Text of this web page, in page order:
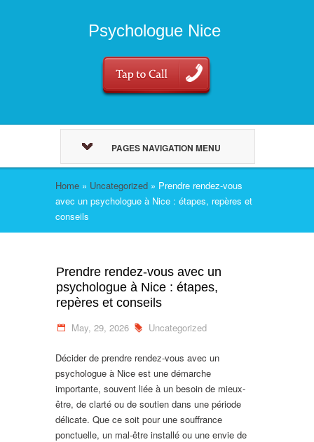
Psychologue Nice
PAGES NAVIGATION MENU
Home » Uncategorized » Prendre rendez-vous
avec un psychologue à Nice : étapes, repères et
conseils
Prendre rendez-vous avec un
psychologue à Nice : étapes,
repères et conseils
May, 29, 2026 Uncategorized
Décider de prendre rendez-vous avec un
psychologue à Nice est une démarche
importante, souvent liée à un besoin de mieux-
être, de clarté ou de soutien dans une période
délicate. Que ce soit pour une souffrance
ponctuelle, un mal-être installé ou une envie de